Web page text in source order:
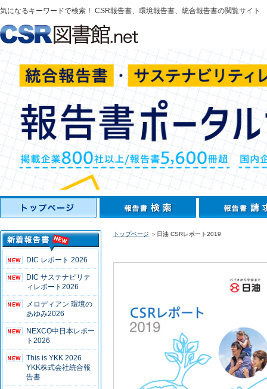
気になるキーワードで検索！ CSR報告書、環境報告書、統合報告書の閲覧サイト
DIC レポート 2026
DIC サステナビリテ
ィレポート2026
メロディアン 環境の
あゆみ2026
NEXCO中日本レポー
ト2026
This is YKK 2026
YKK株式会社統合報
告書
トップページ ＞日油 CSRレポート2019